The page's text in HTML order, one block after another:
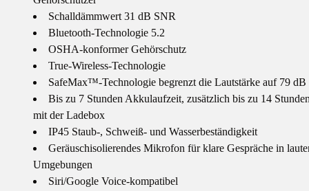
Schalldämmwert 31 dB SNR
Bluetooth-Technologie 5.2
OSHA-konformer Gehörschutz
True-Wireless-Technologie
SafeMax™-Technologie begrenzt die Lautstärke auf 79 dB
Bis zu 7 Stunden Akkulaufzeit, zusätzlich bis zu 14
mit der Ladebox
IP45 Staub-, Schweiß- und Wasserbeständigkeit
Geräuschisolierendes Mikrofon für klare Gespräche in
Umgebungen
Siri/Google Voice-kompatibel